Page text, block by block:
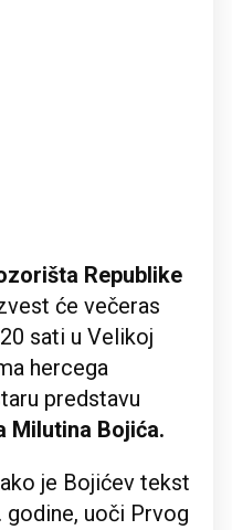
Republike
će večeras
sati u Velikoj
hercega
predstavu
Milutina Bojića.
je Bojićev tekst
godine, uoči Prvog